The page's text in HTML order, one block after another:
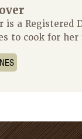
is a Registered
to cook for